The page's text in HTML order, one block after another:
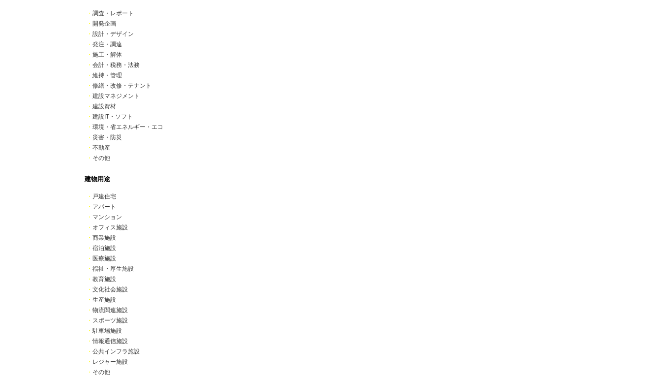
・ 調査・レポート
・ 開発企画
・ 設計・デザイン
・ 発注・調達
・ 施工・解体
・ 会計・税務・法務
・ 維持・管理
・ 修繕・改修・テナント
・ 建設マネジメント
・ 建設資材
・ 建設IT・ソフト
・ 環境・省エネルギー・エコ
・ 災害・防災
・ 不動産
・ その他
建物用途
・ 戸建住宅
・ アパート
・ マンション
・ オフィス施設
・ 商業施設
・ 宿泊施設
・ 医療施設
・ 福祉・厚生施設
・ 教育施設
・ 文化社会施設
・ 生産施設
・ 物流関連施設
・ スポーツ施設
・駐車場施設
・情報通信施設
・ 公共インフラ施設
・ レジャー施設
・ その他